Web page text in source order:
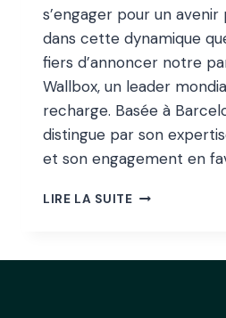
s’engager pour un avenir
dans cette dynamique
fiers d’annoncer notre
Wallbox, un leader
recharge. Basée à
distingue par son
et son engagement en
LIRE LA SUITE ORKA